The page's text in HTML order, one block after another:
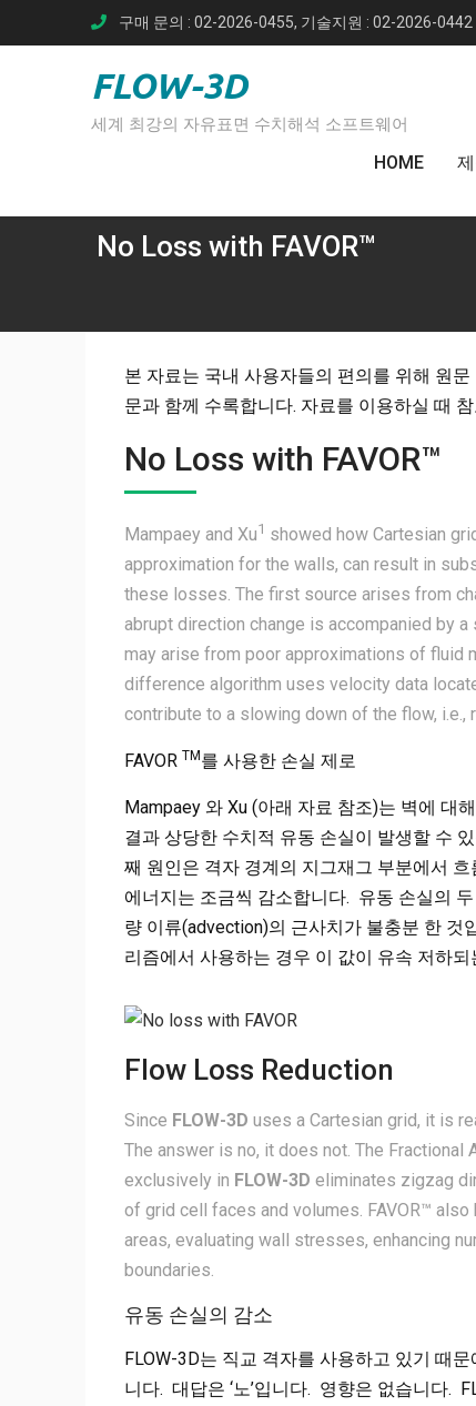
to
구매 문의 : 02-2026-0455, 기술지원 : 02-2026-0442
FLOW-3D
세계 최강의 자유표면 수치해석 소프트웨어
HOME
No Loss with FAVOR™
본 자료는 국내 사용자들의 편의를 위해 원
문과 함께 수록합니다. 자료를 이용하실 때
No Loss with FAVOR™
Mampaey and Xu1 showed how Cartesian
approximation for the walls, can result in
these losses. The first source arises from
abrupt direction change is accompanied by
may arise from poor approximations of fluid
difference algorithm uses velocity data
contribute to a slowing down of the flow, i.e.,
FAVOR TM 를 사용한 손실 제로
Mampaey 와 Xu (아래 자료 참조)는 벽에 대
결과 상당한 수치적 유동 손실이 발생할 수
째 원인은 격자 경계의 지그재그 부분에서
에너지는 조금씩 감소합니다. 유동 손실의
량 이류(advection)의 근사치가 불충분 한
리즘에서 사용하는 경우 이 값이 유속 저하
Flow Loss Reduction
Since FLOW-3D uses a Cartesian grid, it is
The answer is no, it does not. The Fractional
exclusively in FLOW-3D eliminates zigzag
of grid cell faces and volumes. FAVOR™
areas, evaluating wall stresses, enhancing
boundaries.
유동 손실의 감소
FLOW-3D는 직교 격자를 사용하고 있기 때
니다. 대답은 ‘노’입니다. 영향은 없습니다.